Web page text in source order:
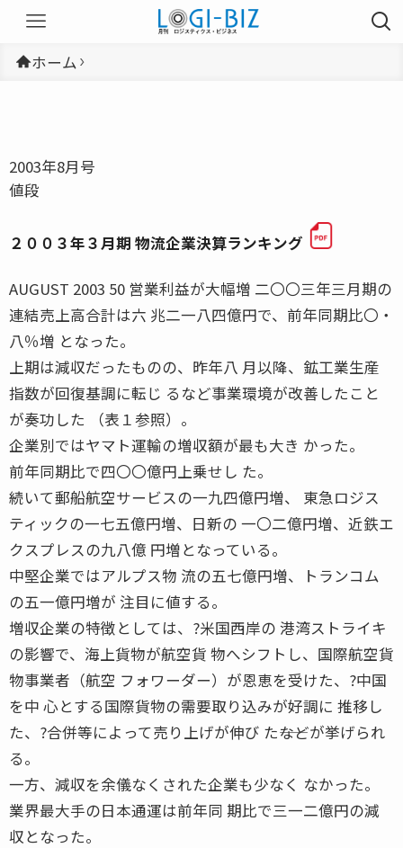
ホーム
2003年8月号
値段
２００３年３月期 物流企業決算ランキング
AUGUST 2003 50 営業利益が大幅増 二〇〇三年三月期の
連結売上高合計は六 兆二一八四億円で、前年同期比〇・
八％増 となった。
上期は減収だったものの、昨年八 月以降、鉱工業生産
指数が回復基調に転じ るなど事業環境が改善したこと
が奏功した （表１参照）。
企業別ではヤマト運輸の増収額が最も大き かった。
前年同期比で四〇〇億円上乗せし た。
続いて郵船航空サービスの一九四億円増、 東急ロジス
ティックの一七五億円増、日新の 一〇二億円増、近鉄エ
クスプレスの九八億 円増となっている。
中堅企業ではアルプス物 流の五七億円増、トランコム
の五一億円増が 注目に値する。
増収企業の特徴としては、?米国西岸の 港湾ストライキ
の影響で、海上貨物が航空貨 物へシフトし、国際航空貨
物事業者（航空 フォワーダー）が恩恵を受けた、?中国
を中 心とする国際貨物の需要取り込みが好調に 推移し
た、?合併等によって売り上げが伸び た――などが挙げられ
る。
一方、減収を余儀なくされた企業も少なく なかった。
業界最大手の日本通運は前年同 期比で三一二億円の減
収となった。